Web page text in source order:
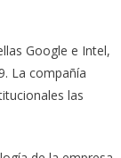
Google e Intel,
La compañía
las